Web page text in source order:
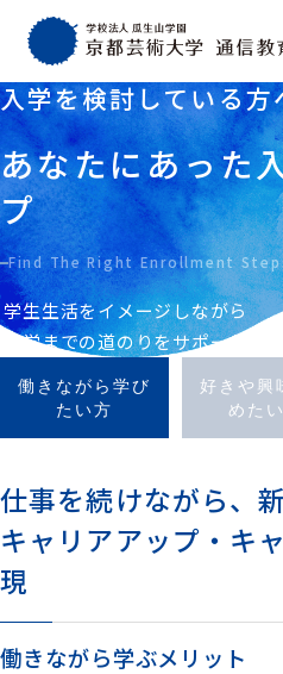
入学を検討している方
あなたにあった
プ
Find The Right Enrollment
学生生活をイメージしながら
入学までの道のりをサポート
働きながら学び
たい方
好きや興
めた
仕事を続けながら、
キャリアアップ・キ
現
働きながら学ぶメリット